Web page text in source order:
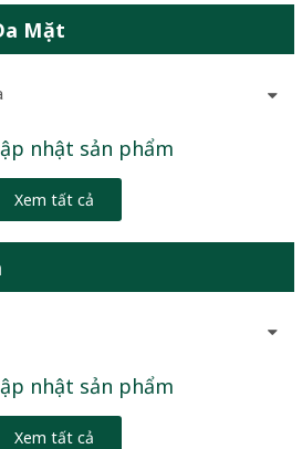
Mặt
nhật sản phẩm
Xem tất cả
nhật sản phẩm
Xem tất cả